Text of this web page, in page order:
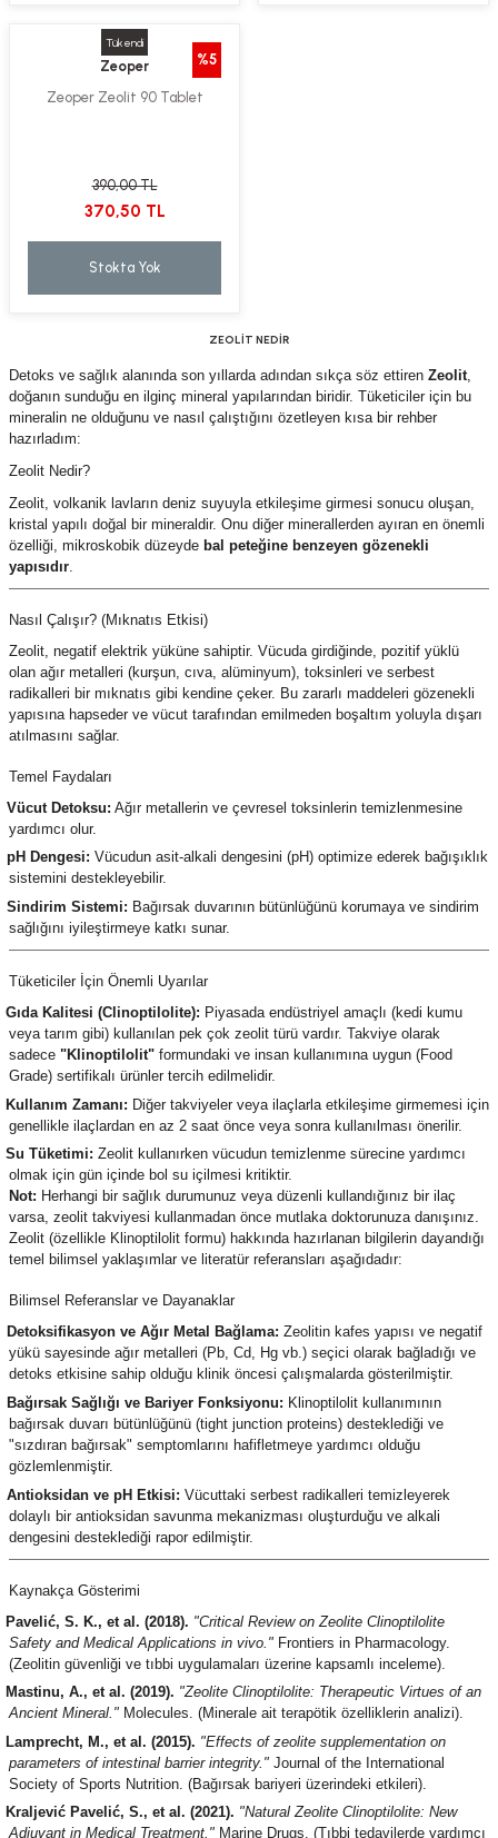
Tükendi
%5
Zeoper
Zeoper Zeolit 90 Tablet
390,00 TL
370,50 TL
Stokta Yok
ZEOLİT NEDİR
Detoks ve sağlık alanında son yıllarda adından sıkça söz ettiren Zeolit
doğanın sunduğu en ilginç mineral yapılarından biridir. Tüketiciler için bu
mineralin ne olduğunu ve nasıl çalıştığını özetleyen kısa bir rehber
hazırladım:
Zeolit Nedir?
Zeolit, volkanik lavların deniz suyuyla etkileşime girmesi sonucu oluşan,
kristal yapılı doğal bir mineraldir. Onu diğer minerallerden ayıran en önemli
özelliği, mikroskobik düzeyde bal peteğine benzeyen gözenekli
yapısıdır
Nasıl Çalışır? (Mıknatıs Etkisi)
Zeolit, negatif elektrik yüküne sahiptir. Vücuda girdiğinde, pozitif yüklü
olan ağır metalleri (kurşun, cıva, alüminyum), toksinleri ve serbest
radikalleri bir mıknatıs gibi kendine çeker. Bu zararlı maddeleri gözenekli
yapısına hapseder ve vücut tarafından emilmeden boşaltım yoluyla dışarı
atılmasını sağlar.
Temel Faydaları
Vücut Detoksu: Ağır metallerin ve çevresel toksinlerin temizlenmesine
yardımcı olur.
pH Dengesi: Vücudun asit-alkali dengesini (pH) optimize ederek bağışıklık
sistemini destekleyebilir.
Sindirim Sistemi: Bağırsak duvarının bütünlüğünü korumaya ve sindirim
sağlığını iyileştirmeye katkı sunar.
Tüketiciler İçin Önemli Uyarılar
Gıda Kalitesi (Clinoptilolite): Piyasada endüstriyel amaçlı (kedi kumu
veya tarım gibi) kullanılan pek çok zeolit türü vardır. Takviye olarak
sadece "Klinoptilolit" formundaki ve insan kullanımına uygun (Food
Grade) sertifikalı ürünler tercih edilmelidir.
Kullanım Zamanı: Diğer takviyeler veya ilaçlarla etkileşime girmemesi için
genellikle ilaçlardan en az 2 saat önce veya sonra kullanılması önerilir.
Su Tüketimi: Zeolit kullanırken vücudun temizlenme sürecine yardımcı
olmak için gün içinde bol su içilmesi kritiktir.
Not: Herhangi bir sağlık durumunuz veya düzenli kullandığınız bir ilaç
varsa, zeolit takviyesi kullanmadan önce mutlaka doktorunuza danışınız.
Zeolit (özellikle Klinoptilolit formu) hakkında hazırlanan bilgilerin dayandığı
temel bilimsel yaklaşımlar ve literatür referansları aşağıdadır:
Bilimsel Referanslar ve Dayanaklar
Detoksifikasyon ve Ağır Metal Bağlama: Zeolitin kafes yapısı ve negatif
yükü sayesinde ağır metalleri (Pb, Cd, Hg vb.) seçici olarak bağladığı ve
detoks etkisine sahip olduğu klinik öncesi çalışmalarda gösterilmiştir.
Bağırsak Sağlığı ve Bariyer Fonksiyonu: Klinoptilolit kullanımının
bağırsak duvarı bütünlüğünü (tight junction proteins) desteklediği ve
"sızdıran bağırsak" semptomlarını hafifletmeye yardımcı olduğu
gözlemlenmiştir.
Antioksidan ve pH Etkisi: Vücuttaki serbest radikalleri temizleyerek
dolaylı bir antioksidan savunma mekanizması oluşturduğu ve alkali
dengesini desteklediği rapor edilmiştir.
Kaynakça Gösterimi
Pavelić, S. K., et al. (2018). "Critical Review on Zeolite Clinoptilolite
Safety and Medical Applications in vivo." Frontiers in Pharmacology.
(Zeolitin güvenliği ve tıbbi uygulamaları üzerine kapsamlı inceleme).
Mastinu, A., et al. (2019). "Zeolite Clinoptilolite: Therapeutic Virtues of an
Ancient Mineral." Molecules. (Minerale ait terapötik özelliklerin analizi).
Lamprecht, M., et al. (2015). "Effects of zeolite supplementation on
parameters of intestinal barrier integrity." Journal of the International
Society of Sports Nutrition. (Bağırsak bariyeri üzerindeki etkileri).
Kraljević Pavelić, S., et al. (2021). "Natural Zeolite Clinoptilolite: New
Adjuvant in Medical Treatment." Marine Drugs. (Tıbbi tedavilerde yardımcı